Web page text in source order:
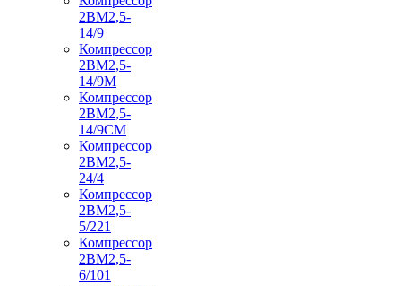
2ВМ2,5-
14/9
Компрессор
2ВМ2,5-
14/9М
Компрессор
2ВМ2,5-
14/9СМ
Компрессор
2ВМ2,5-
24/4
Компрессор
2ВМ2,5-
5/221
Компрессор
2ВМ2,5-
6/101